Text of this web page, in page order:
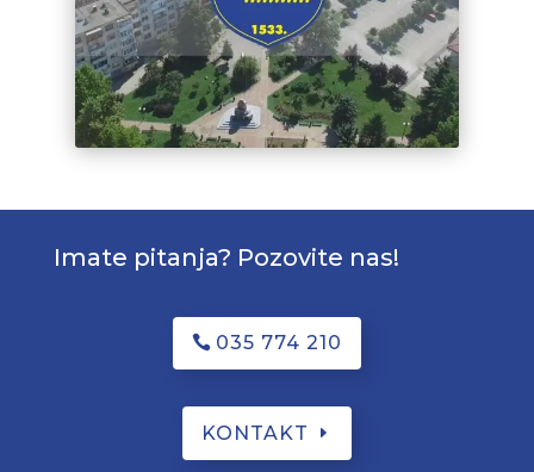
Imate pitanja? Pozovite nas!
035 774 210
KONTAKT